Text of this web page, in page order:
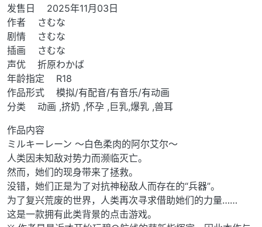
发售日 2025年11月03日
作者 さむな
剧情 さむな
插画 さむな
声优 折原わかば
年龄指定 R18
作品形式 模拟/有配音/有音乐/有动画
分类 动画 ,挤奶 ,怀孕 ,巨乳,爆乳 ,兽耳
作品内容
ミルキーレーン ～白色柔肉的阿尔艾尔～
人类因未知敌对势力而濒临灭亡。
然而，她们的现身带来了拯救。
没错，她们正是为了对抗神秘敌人而存在的“兵器”。
为了复兴荒废的世界，人类再次寻求借助她们的力量……
这是一款拥有此类背景的点击游戏。